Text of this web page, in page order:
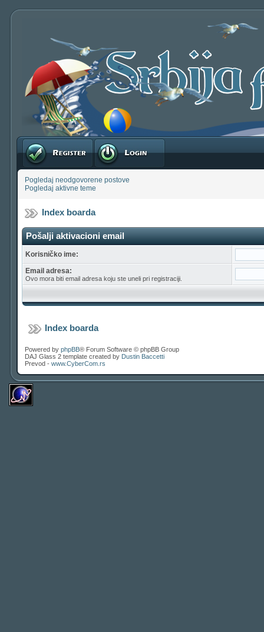
Registruj se Prijavite se
Pogledaj neodgovorene postove
Pogledaj aktivne teme
Index boarda
Pošalji aktivacioni email
Korisničko ime:
Email adresa:
Ovo mora biti email adresa koju ste uneli pri registraciji.
Index boarda
Powered by phpBB® Forum Software © phpBB Group
DAJ Glass 2 template created by Dustin Baccetti
Prevod - www.CyberCom.rs